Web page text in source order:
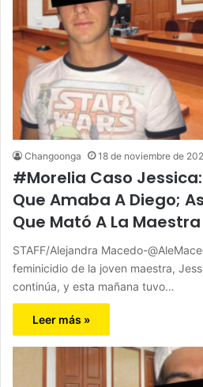
Changoonga 18 de noviembre de
#Morelia Caso
Que Amaba A Diego;
Que Mató A La Maestra
STAFF/Alejandra Macedo-
feminicidio de la joven maestra,
continúa, y esta mañana tuvo…
Leer más »